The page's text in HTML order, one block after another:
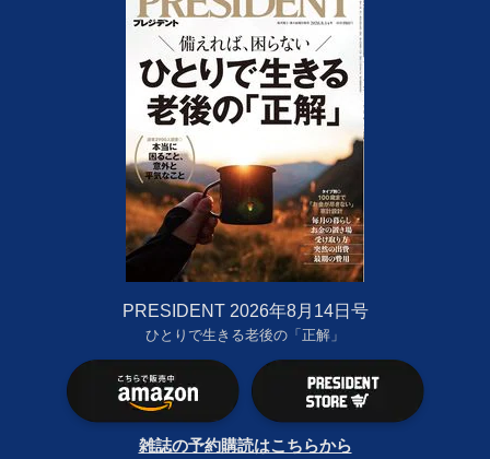
PRESIDENT 2026年8月14日号
ひとりで生きる老後の「正解」
雑誌の予約購読はこちらから